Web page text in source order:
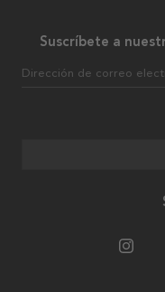
Suscríbete a
Dirección de correo